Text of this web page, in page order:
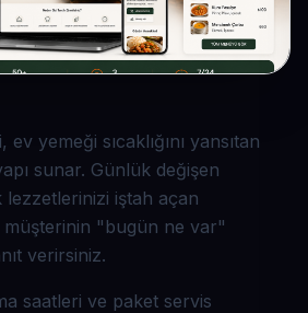
yemeği sıcaklığını yansıtan
sunar. Günlük değişen
iştah açan
müşterinin "bugün ne var"
verirsiniz.
saatleri ve paket servis